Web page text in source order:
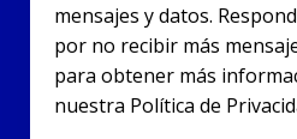
mensajes y datos.
por no recibir más
para obtener más
nuestra Política de